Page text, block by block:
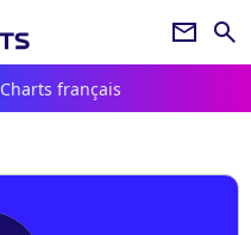
newsletter search
Charts français